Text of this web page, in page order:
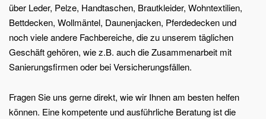
über Leder, Pelze, Handtaschen, Brautkleider, Wohntextilien,
Bettdecken, Wollmäntel, Daunenjacken, Pferdedecken und
noch viele andere Fachbereiche, die zu unserem täglichen
Geschäft gehören, wie z.B. auch die Zusammenarbeit mit
Sanierungsfirmen oder bei Versicherungsfällen.
Fragen Sie uns gerne direkt, wie wir Ihnen am besten helfen
können. Eine kompetente und ausführliche Beratung ist die